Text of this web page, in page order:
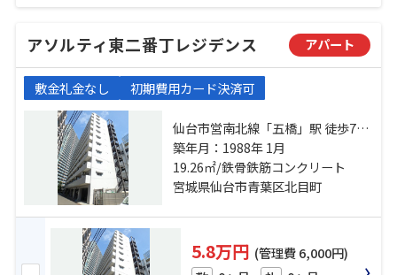
アソルティ東二番丁レジデンス アパート
敷金礼金なし 初期費用カード決済可
仙台市営南北線「五橋」駅 徒歩7分
仙台市地下鉄東西線「青葉通一番
町」駅 徒歩9分 東北本線「仙台」
駅 徒歩12分
築年月：1988年 1月
19.26㎡/鉄骨鉄筋コンクリート
宮城県仙台市青葉区北目町
5.8万円 (管理費 6,000円)